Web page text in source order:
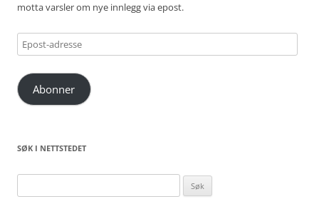
motta varsler om nye innlegg via epost.
Epost-
adresse
Abonner
SØK I NETTSTEDET
etter: